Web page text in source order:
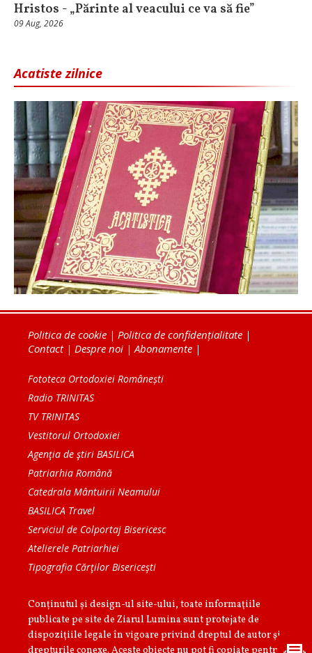
Hristos - „Părinte al veacului ce va să fie”
09 Aug, 2026
Acatiste zilnice
Politica de cookie | Politica de confidențialitate |
Contact| Despre noi |Abonamente |
Fototeca Ortodoxiei Românești
Radio TRINITAS
TV TRINITAS
Vestitorul Ortodoxiei
Agenţia de ştiri BASILICA
Patriarhia Română
Catedrala Mântuirii Neamului
BASILICA Travel
Serviciul de Colportaj Bisericesc
Atelierele Patriarhiei
Tipografia Cărţilor Bisericeşti
Conținutul și design-ul site-ului, toate informaţiile
publicate pe site de Ziarul Lumina sunt protejate de
dispoziţiile legale în vigoare privind dreptul de autor şi